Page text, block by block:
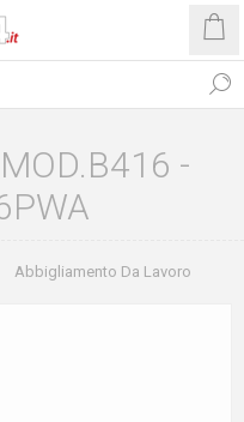
-
Abbigliamento Da Lavoro